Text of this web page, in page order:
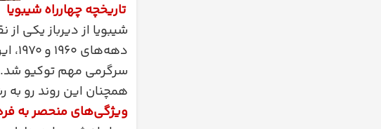
تاریخچه چهارراه شیبویا
شیبویا از دیرباز یکی
همچنان این روند رو به
ویژگی‌های منحصر به